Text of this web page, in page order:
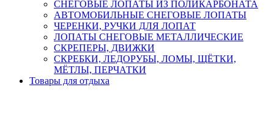
СНЕГОВЫЕ ЛОПАТЫ ИЗ ПОЛИКАРБОНАТА
АВТОМОБИЛЬНЫЕ СНЕГОВЫЕ ЛОПАТЫ
ЧЕРЕНКИ, РУЧКИ ДЛЯ ЛОПАТ
ЛОПАТЫ СНЕГОВЫЕ МЕТАЛЛИЧЕСКИЕ
СКРЕПЕРЫ, ДВИЖКИ
СКРЕБКИ, ЛЕДОРУБЫ, ЛОМЫ, ЩЁТКИ,
МЁТЛЫ, ПЕРЧАТКИ
Товары для отдыха